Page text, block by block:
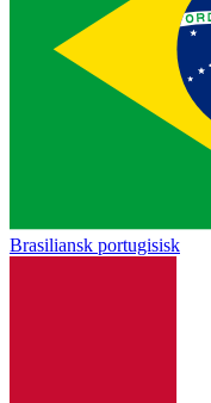
Brasiliansk portugisisk